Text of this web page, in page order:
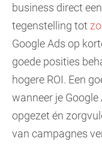
business direct
tegenstelling tot
Google Ads op
goede posities
hogere ROI. Een
wanneer je
opgezet én
van campagnes